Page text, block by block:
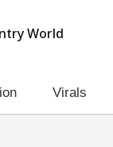
World
Virals